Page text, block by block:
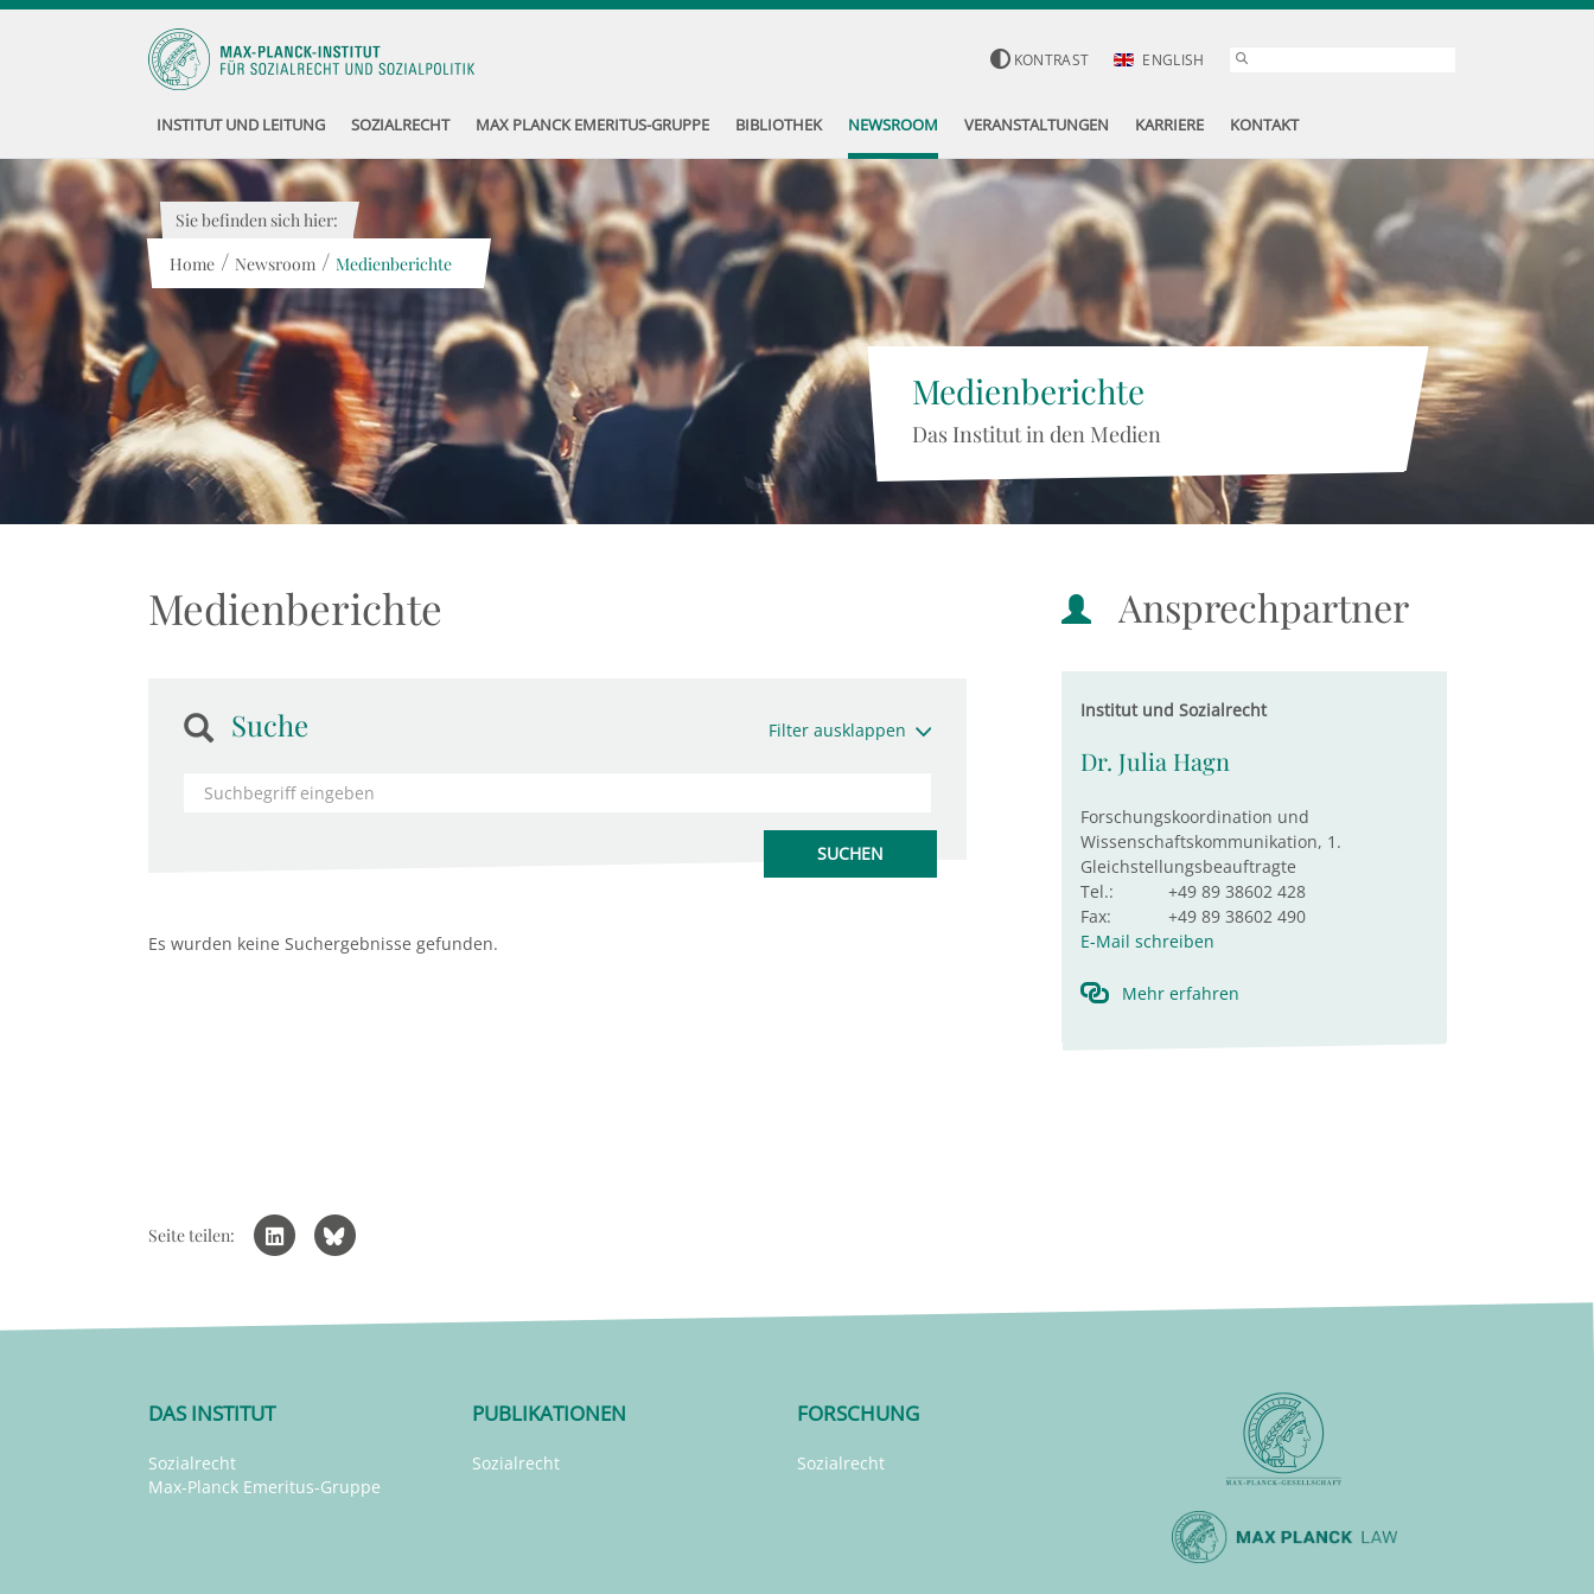
KONTRAST ENGLISH
INSTITUT UND LEITUNG SOZIALRECHT MAX PLANCK EMERITUS-GRUPPE BIBLIOTHEK NEWSROOM VERANSTALTUNGEN KARRIERE KONTAKT
Medienberichte
Das Institut in den Medien
Sie befinden sich hier:
Home / Newsroom / Medienberichte
Medienberichte
Suche Filter ausklappen
Es wurden keine Suchergebnisse gefunden.
Ansprechpartner
Institut und Sozialrecht
Dr. Julia Hagn
Forschungskoordination und
Wissenschaftskommunikation, 1.
Gleichstellungsbeauftragte
Tel.:
+49 89 38602 428
Fax:
+49 89 38602 490
E-Mail schreiben
Mehr erfahren
Seite teilen:
DAS INSTITUT
Sozialrecht
Max-Planck Emeritus-Gruppe
PUBLIKATIONEN
Sozialrecht
FORSCHUNG
Sozialrecht